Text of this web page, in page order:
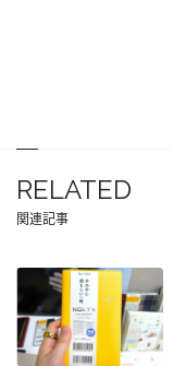
RELATED
関連記事